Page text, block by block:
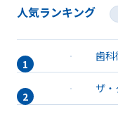
人気ランキング
歯科
ザ